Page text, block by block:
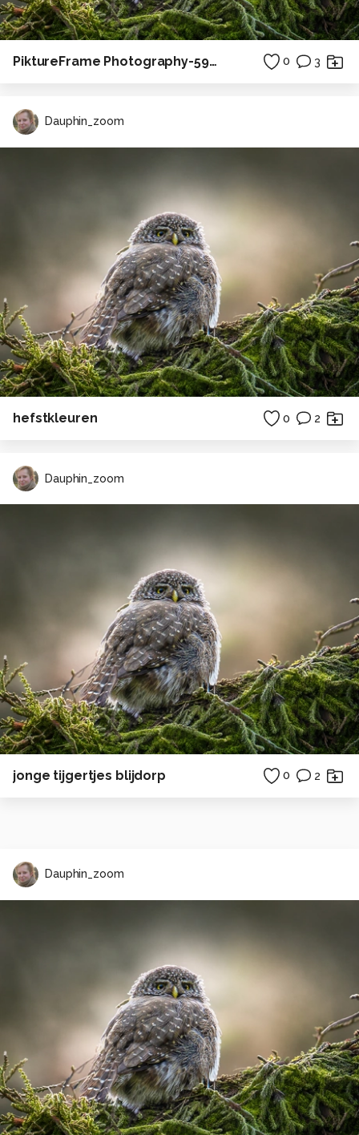
PiktureFrame Photography-596.jpg 0 3
Dauphin_zoom
hefstkleuren 0 2
Dauphin_zoom
jonge tijgertjes blijdorp 0 2
Dauphin_zoom